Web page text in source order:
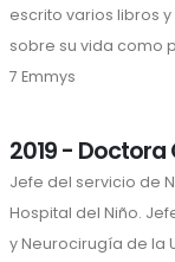
escrito varios libros
sobre su vida como
7 Emmys
2019 - Doctora
Jefe del servicio de
Hospital del Niño.
y Neurocirugía de la